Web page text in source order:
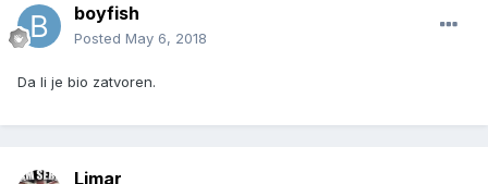
boyfish
Posted May 6, 2018
Da li je bio zatvoren.
Limar